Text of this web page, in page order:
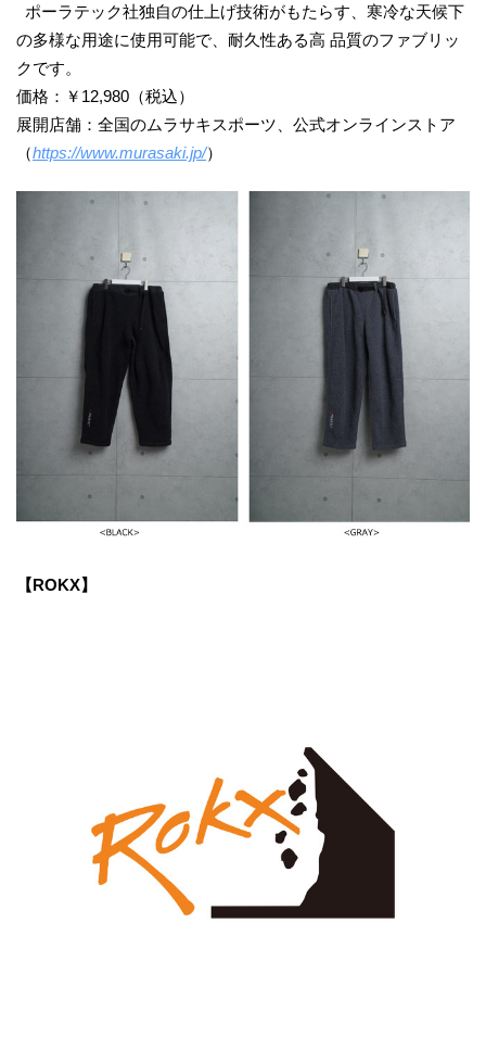
ポーラテック社独自の仕上げ技術がもたらす、寒冷な天候下
の多様な用途に使用可能で、耐久性ある高 品質のファブリッ
クです。
価格：￥12,980（税込）
展開店舗：全国のムラサキスポーツ、公式オンラインストア
（https://www.murasaki.jp/）
【ROKX】